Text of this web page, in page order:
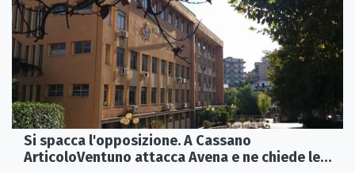
Si spacca l'opposizione. A Cassano
ArticoloVentuno attacca Avena e ne chiede le